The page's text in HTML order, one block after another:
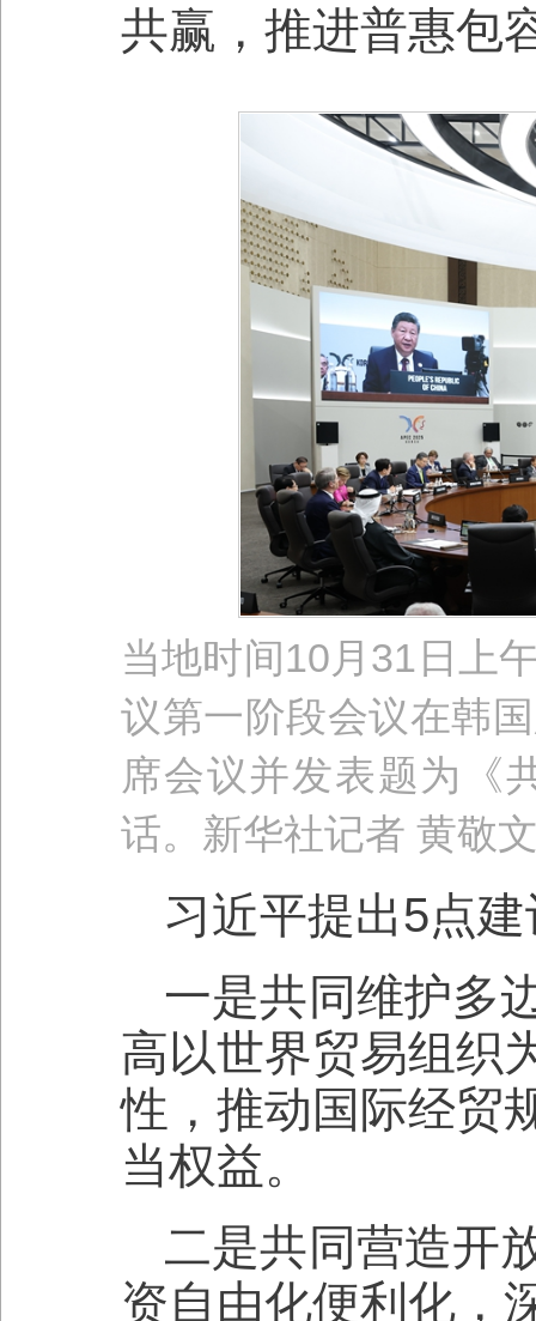
共赢，推进普惠包
当地时间10月31日上
议第一阶段会议在韩
席会议并发表题为《
话。新华社记者 黄敬
习近平提出5点
一是共同维护多
高以世界贸易组织
性，推动国际经贸
当权益。
二是共同营造开
资自由化便利化，